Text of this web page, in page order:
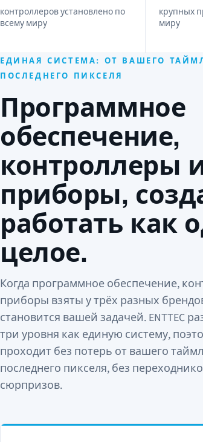
контроллеров установлено по
всему миру
крупных
миру
ЕДИНАЯ СИСТЕМА: ОТ ВАШЕГО
ПОСЛЕДНЕГО ПИКСЕЛЯ
Программное
обеспечение,
контроллеры
приборы,
работать как
целое.
Когда программное обеспечение,
приборы взяты у трёх разных
становится вашей задачей. ENTTEC
три уровня как единую систему,
проходит без потерь от вашего
последнего пикселя, без
сюрпризов.